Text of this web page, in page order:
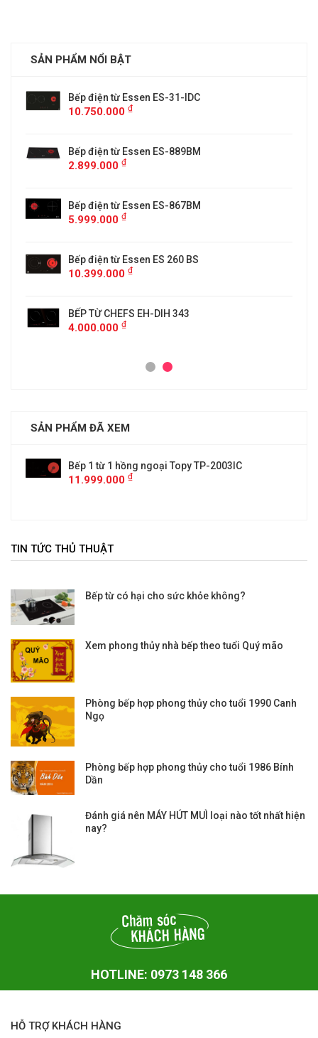
SẢN PHẨM NỔI BẬT
Bếp điện từ Essen ES-31-IDC
10.750.000 ₫
Bếp điện từ Essen ES-889BM
2.899.000 ₫
Bếp điện từ Essen ES-867BM
5.999.000 ₫
Bếp điện từ Essen ES 260 BS
10.399.000 ₫
BẾP TỪ CHEFS EH-DIH 343
4.000.000 ₫
SẢN PHẨM ĐÃ XEM
Bếp 1 từ 1 hồng ngoại Topy TP-2003IC
11.999.000 ₫
TIN TỨC THỦ THUẬT
Bếp từ có hại cho sức khỏe không?
Xem phong thủy nhà bếp theo tuổi Quý mão
Phòng bếp hợp phong thủy cho tuổi 1990 Canh
Ngọ
Phòng bếp hợp phong thủy cho tuổi 1986 Bính
Dần
Đánh giá nên MÁY HÚT MUÌ loại nào tốt nhất hiện
nay?
HOTLINE: 0973 148 366
HỖ TRỢ KHÁCH HÀNG